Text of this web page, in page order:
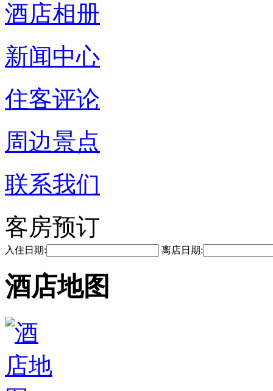
酒店相册
新闻中心
住客评论
周边景点
联系我们
客房预订
入住日期: 离店日期:
酒店地图